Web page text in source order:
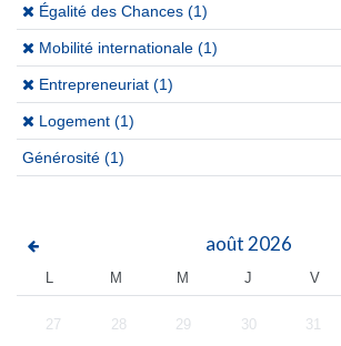
(x)
Égalité des Chances (1)
(x)
Mobilité internationale (1)
(x)
Entrepreneuriat (1)
(x)
Logement (1)
Générosité (1)
août 2026
L M M J V
27 28 29 30 31